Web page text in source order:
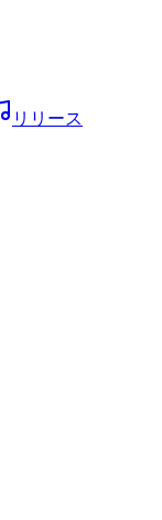
リリース